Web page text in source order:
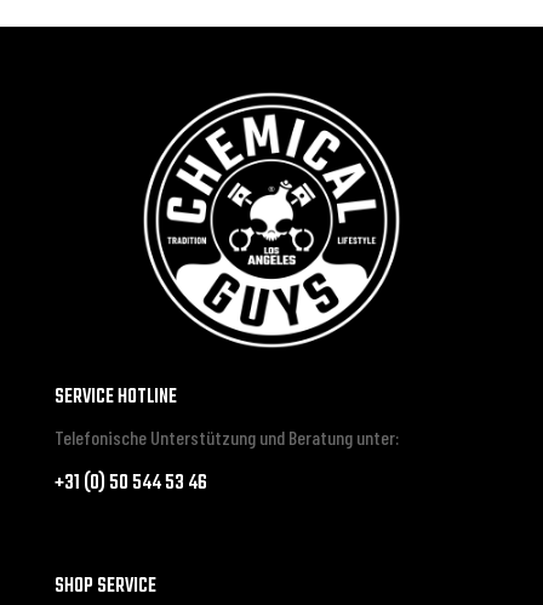
SERVICE HOTLINE
Telefonische Unterstützung und Beratung unter:
+31 (0) 50 544 53 46
SHOP SERVICE